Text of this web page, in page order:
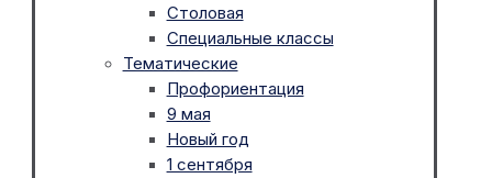
Столовая
Специальные классы
Тематические
Профориентация
9 мая
Новый год
1 сентября